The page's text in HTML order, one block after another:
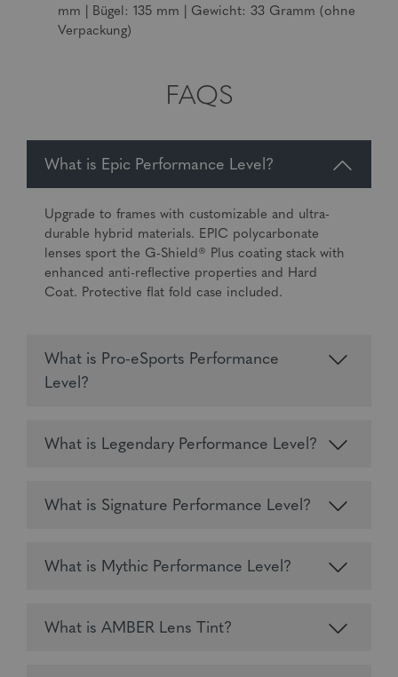
mm | Bügel: 135 mm | Gewicht: 33 Gramm (ohne
Verpackung)
FAQS
What is Epic Performance Level?
Upgrade to frames with customizable and ultra-
durable hybrid materials. EPIC polycarbonate
lenses sport the G-Shield® Plus coating stack with
enhanced anti-reflective properties and Hard
Coat. Protective flat fold case included.
What is Pro-eSports Performance
Level?
What is Legendary Performance Level?
What is Signature Performance Level?
What is Mythic Performance Level?
What is AMBER Lens Tint?